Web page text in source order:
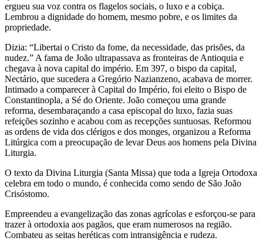
ergueu sua voz contra os flagelos sociais, o luxo e a cobiça.
Lembrou a dignidade do homem, mesmo pobre, e os limites da
propriedade.
Dizia: “Libertai o Cristo da fome, da necessidade, das prisões, da
nudez.” A fama de João ultrapassava as fronteiras de Antioquia e
chegava à nova capital do império. Em 397, o bispo da capital,
Nectário, que sucedera a Gregório Nazianzeno, acabava de morrer.
Intimado a comparecer à Capital do Império, foi eleito o Bispo de
Constantinopla, a Sé do Oriente. João começou uma grande
reforma, desembaraçando a casa episcopal do luxo, fazia suas
refeições sozinho e acabou com as recepções suntuosas. Reformou
as ordens de vida dos clérigos e dos monges, organizou a Reforma
Litúrgica com a preocupação de levar Deus aos homens pela Divina
Liturgia.
O texto da Divina Liturgia (Santa Missa) que toda a Igreja Ortodoxa
celebra em todo o mundo, é conhecida como sendo de São João
Crisóstomo.
Empreendeu a evangelização das zonas agrícolas e esforçou-se para
trazer à ortodoxia aos pagãos, que eram numerosos na região.
Combateu as seitas heréticas com intransigência e rudeza.